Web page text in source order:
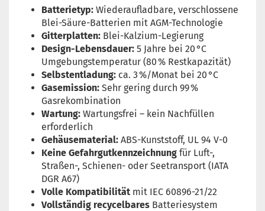
Batterietyp: Wiederaufladbare, verschlossene
Blei-Säure-Batterien mit AGM-Technologie
Gitterplatten: Blei-Kalzium-Legierung
Design-Lebensdauer: 5 Jahre bei 20 °C
Umgebungstemperatur (80 % Restkapazität)
Selbstentladung: ca. 3 %/Monat bei 20 °C
Gasemission: Sehr gering durch 99 %
Gasrekombination
Wartung: Wartungsfrei – kein Nachfüllen
erforderlich
Gehäusematerial: ABS-Kunststoff, UL 94 V-0
Keine Gefahrgutkennzeichnung für Luft-,
Straßen-, Schienen- oder Seetransport (IATA
DGR A67)
Volle Kompatibilität mit IEC 60896-21/22
Vollständig recycelbares Batteriesystem